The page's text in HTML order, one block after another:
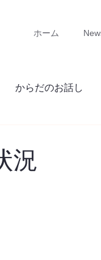
ホーム
からだのお話し
況